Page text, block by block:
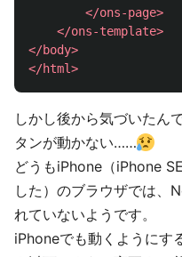
</ons-page>
</ons-template>
</body>
</html>
しかし後から気づいたん
タンが動かない……
どうもiPhone（iPhone
した）のブラウザでは、
れていないようです。
iPhoneでも動くようにす